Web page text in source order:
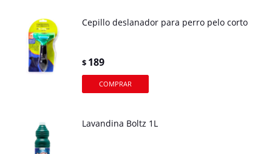
Cepillo deslanador para perro pelo corto
$ 189
Lavandina Boltz 1L